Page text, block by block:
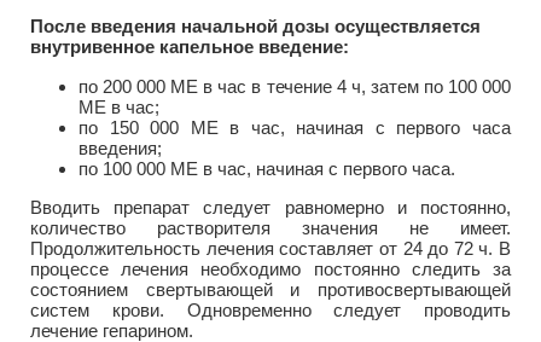
После введения начальной дозы осуществляется
внутривенное капельное введение:
по 200 000 ME в час в течение 4 ч, затем по 100 000
ME в час;
по 150 000 ME в час, начиная с первого часа
введения;
по 100 000 ME в час, начиная с первого часа.
Вводить препарат следует равномерно и постоянно,
количество растворителя значения не имеет.
Продолжительность лечения составляет от 24 до 72 ч. В
процессе лечения необходимо постоянно следить за
состоянием свертывающей и противосвертывающей
систем крови. Одновременно следует проводить
лечение гепарином.